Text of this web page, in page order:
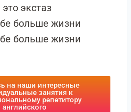
экстаз
больше жизни
больше жизни
на наши интересные
занятия к
репетитору
английского